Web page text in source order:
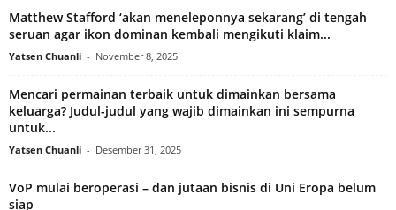
Matthew Stafford ‘akan meneleponnya sekarang’ di tengah
seruan agar ikon dominan kembali mengikuti klaim...
Yatsen Chuanli - November 8, 2025
Mencari permainan terbaik untuk dimainkan bersama
keluarga? Judul-judul yang wajib dimainkan ini sempurna
untuk...
Yatsen Chuanli - Desember 31, 2025
VoP mulai beroperasi – dan jutaan bisnis di Uni Eropa belum
siap